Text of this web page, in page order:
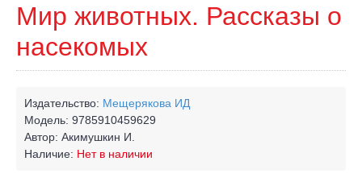
Мир животных. Рассказы о
насекомых
Издательство: Мещерякова ИД
Модель: 9785910459629
Автор: Акимушкин И.
Наличие: Нет в наличии